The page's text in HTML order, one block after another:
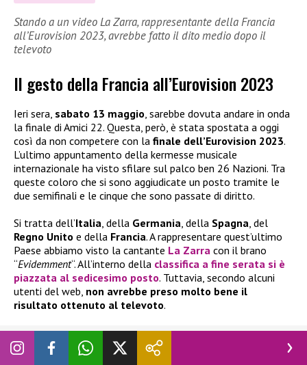
Stando a un video La Zarra, rappresentante della Francia
all’Eurovision 2023, avrebbe fatto il dito medio dopo il
televoto
Il gesto della Francia all’Eurovision 2023
Ieri sera, sabato 13 maggio , sarebbe dovuta andare in onda
la finale di Amici 22. Questa, però, è stata spostata a oggi
così da non competere con la finale dell’Eurovision 2023.
L’ultimo appuntamento della kermesse musicale
internazionale ha visto sfilare sul palco ben 26 Nazioni. Tra
queste coloro che si sono aggiudicate un posto tramite le
due semifinali e le cinque che sono passate di diritto.
Si tratta dell’Italia , della Germania , della Spagna , del
Regno Unito e della Francia. A rappresentare quest’ultimo
Paese abbiamo visto la cantante La Zarra con il brano
“Evidemment“. All’interno della classifica a fine serata si è
piazzata al sedicesimo posto. Tuttavia, secondo alcuni
utenti del web, non avrebbe preso molto bene il
risultato ottenuto al televoto.